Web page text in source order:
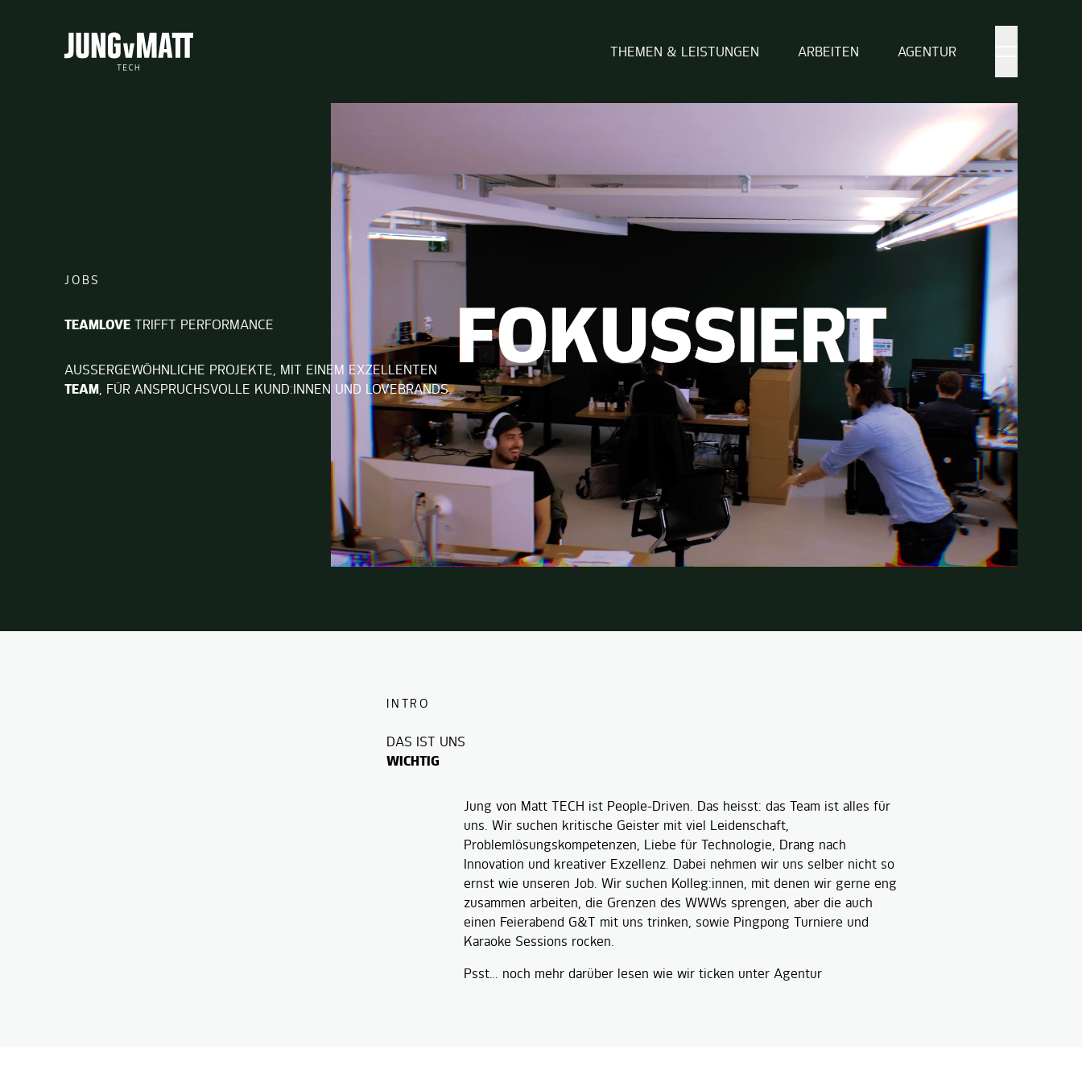
THEMEN & LEISTUNGEN ARBEITEN AGENTUR
JOBS
TEAMLOVE TRIFFT PERFORMANCE
AUSSERGEWÖHNLICHE PROJEKTE, MIT EINEM EXZELLENTEN
TEAM , FÜR ANSPRUCHSVOLLE KUND:INNEN UND LOVEBRANDS.
INTRO
DAS IST UNS
WICHTIG
Jung von Matt TECH ist People-Driven. Das heisst: das Team ist alles für
uns. Wir suchen kritische Geister mit viel Leidenschaft,
Problemlösungskompetenzen, Liebe für Technologie, Drang nach
Innovation und kreativer Exzellenz. Dabei nehmen wir uns selber nicht so
ernst wie unseren Job. Wir suchen Kolleg:innen, mit denen wir gerne eng
zusammen arbeiten, die Grenzen des WWWs sprengen, aber die auch
einen Feierabend G&T mit uns trinken, sowie Pingpong Turniere und
Karaoke Sessions rocken.
Psst… noch mehr darüber lesen wie wir ticken unter Agentur